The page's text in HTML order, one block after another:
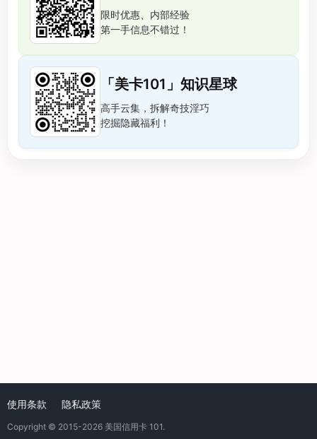
限时优惠、内部经验
第一手信息不错过！
「美卡101」知识星球
高手云集，拆解奇技淫巧
挖掘隐藏福利！
使用条款 隐私政策
Copyright © 2015-2026 美国信用卡 101.